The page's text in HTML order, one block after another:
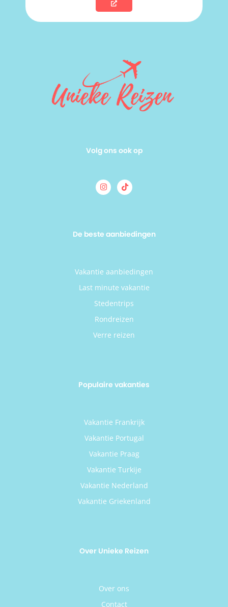
Volg ons ook op
De beste aanbiedingen
Vakantie aanbiedingen
Last minute vakantie
Stedentrips
Rondreizen
Verre reizen
Populaire vakanties
Vakantie Frankrijk
Vakantie Portugal
Vakantie Praag
Vakantie Turkije
Vakantie Nederland
Vakantie Griekenland
Over Unieke Reizen
Over ons
Contact